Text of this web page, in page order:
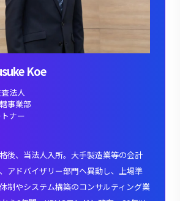
Koe
法人
事業部
ナー
後、当法人入所。大手製造業等の会計
アドバイザリー部門へ異動し、上場準
制やシステム構築のコンサルティング業